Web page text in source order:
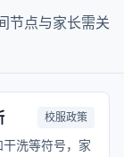
节点与家长需关
校服政策
洗等符号，家